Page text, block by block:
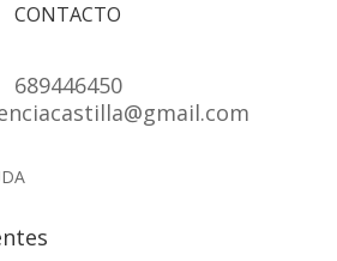
CONTACTO
689446450